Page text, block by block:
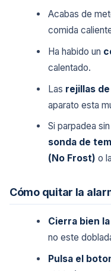
Acabas de
comida
Ha habido un
calentado.
Las rejillas
aparato esta
Si parpadea
sonda de
(No Frost) o la
Cómo quitar la
Cierra bien
no este
Pulsa el